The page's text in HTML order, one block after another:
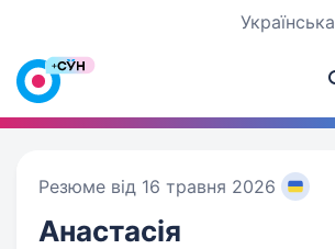
Українська
Резюме від 16 травня 2026
Анастасія